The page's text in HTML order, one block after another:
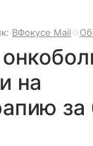
ВФокусе Mail
на
за